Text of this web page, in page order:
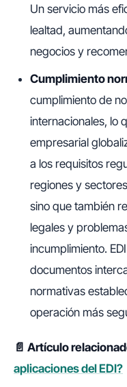
Un servicio más
lealtad,
negocios y
Cumplimiento
cumplimiento de
internacionales, lo
empresarial
a los requisitos
regiones y
sino que también
legales y
incumplimiento.
documentos
normativas
operación más
📄 Artículo
aplicaciones del EDI?